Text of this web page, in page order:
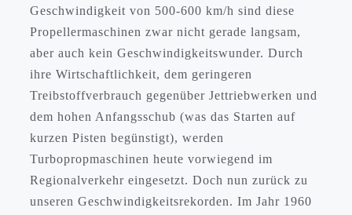
Geschwindigkeit von 500-600 km/h sind diese
Propellermaschinen zwar nicht gerade langsam,
aber auch kein Geschwindigkeitswunder. Durch
ihre Wirtschaftlichkeit, dem geringeren
Treibstoffverbrauch gegenüber Jettriebwerken und
dem hohen Anfangsschub (was das Starten auf
kurzen Pisten begünstigt), werden
Turbopropmaschinen heute vorwiegend im
Regionalverkehr eingesetzt. Doch nun zurück zu
unseren Geschwindigkeitsrekorden. Im Jahr 1960